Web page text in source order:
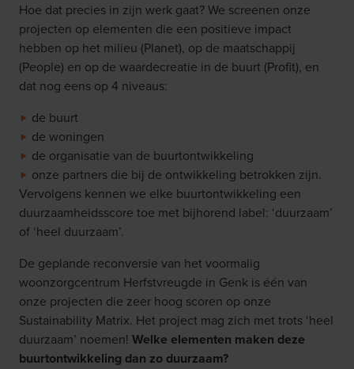
Hoe dat precies in zijn werk gaat? We screenen onze
projecten op elementen die een positieve impact
hebben op het milieu (Planet), op de maatschappij
(People) en op de waardecreatie in de buurt (Profit), en
dat nog eens op 4 niveaus:
de buurt
de woningen
de organisatie van de buurtontwikkeling
onze partners die bij de ontwikkeling betrokken zijn.
Vervolgens kennen we elke buurtontwikkeling een
duurzaamheidsscore toe met bijhorend label: ‘duurzaam’
of ‘heel duurzaam’.
De geplande reconversie van het voormalig
woonzorgcentrum Herfstvreugde in Genk is één van
onze projecten die zeer hoog scoren op onze
Sustainability Matrix. Het project mag zich met trots ‘heel
duurzaam’ noemen! Welke elementen maken deze
buurtontwikkeling dan zo duurzaam?